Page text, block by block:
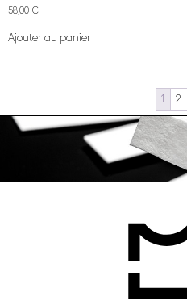
58,00 €
Ajouter au panier
1 2